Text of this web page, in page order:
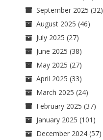
September 2025 (32)
August 2025 (46)
July 2025 (27)
June 2025 (38)
May 2025 (27)
April 2025 (33)
March 2025 (24)
February 2025 (37)
January 2025 (101)
December 2024(57)